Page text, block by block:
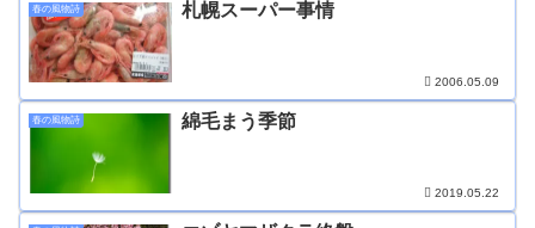
春の風物詩 札幌スーパー事情
2006.05.09
春の風物詩 綿毛まう季節
2019.05.22